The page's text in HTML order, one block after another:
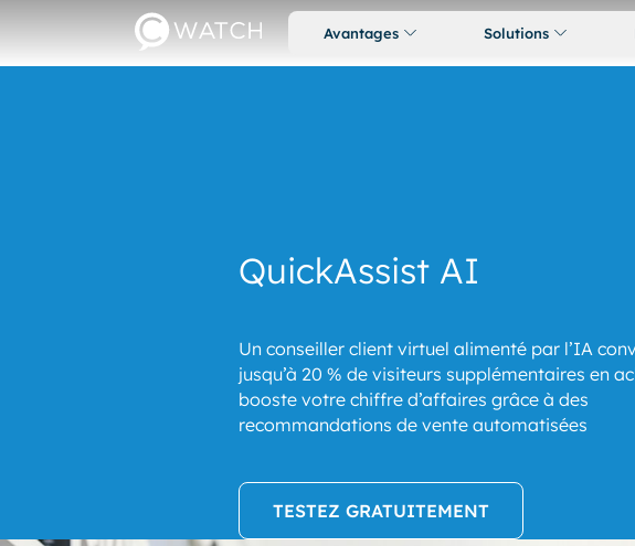
Avantages Solutions
QuickAssist AI
Un conseiller client virtuel alimenté par l’IA
jusqu’à 20 % de visiteurs supplémentaires en
booste votre chiffre d’affaires grâce à des
recommandations de vente automatisées
TESTEZ GRATUITEMENT